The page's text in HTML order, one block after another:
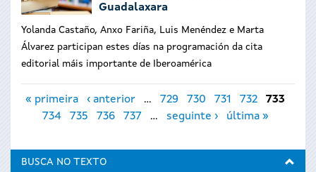
Guadalaxara
Yolanda Castaño, Anxo Fariña, Luis Menéndez e Marta
Álvarez participan estes días na programación da cita
editorial máis importante de Iberoamérica
Páxinas
« primeira ‹ anterior … 729 730 731 732
733
734
735 736 737 … seguinte › última »
BUSCA NO TEXTO